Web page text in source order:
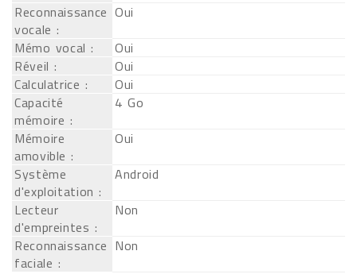
Reconnaissance
vocale :
Oui
Mémo vocal :
Oui
Réveil :
Oui
Calculatrice :
Oui
Capacité
mémoire :
4 Go
Mémoire
amovible :
Oui
Système
d'exploitation :
Android
Lecteur
d'empreintes :
Non
Reconnaissance
faciale :
Non